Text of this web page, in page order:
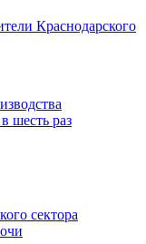
Краснодарского
шесть раз
сектора